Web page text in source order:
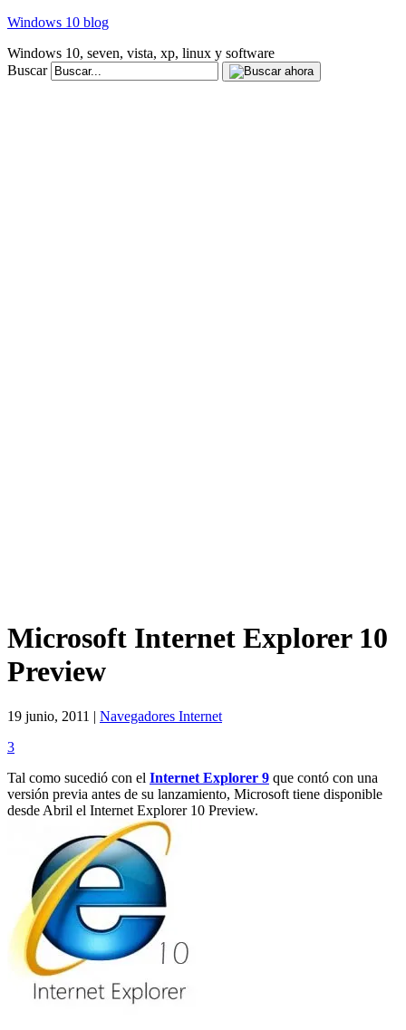
Windows 10 blog
Windows 10, seven, vista, xp, linux y software
Buscar
Microsoft Internet Explorer 10
Preview
19 junio, 2011 | Navegadores Internet
3
Tal como sucedió con el Internet Explorer 9 que contó con una
versión previa antes de su lanzamiento, Microsoft tiene disponible
desde Abril el Internet Explorer 10 Preview.